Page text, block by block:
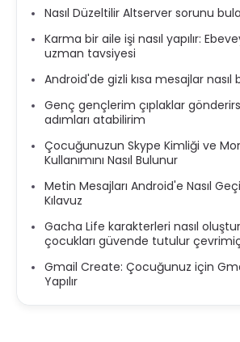
Nasıl Düzeltilir Altserver sorunu
Karma bir aile işi nasıl yapılır:
uzman tavsiyesi
Android'de gizli kısa mesajlar nasıl
Genç gençlerim çıplaklar
adımları atabilirim
Çocuğunuzun Skype Kimliği ve
Kullanımını Nasıl Bulunur
Metin Mesajları Android'e Nasıl
Kılavuz
Gacha Life karakterleri nasıl
çocukları güvende tutulur
Gmail Create: Çocuğunuz için
Yapılır